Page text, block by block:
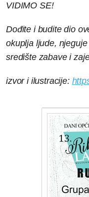
VIDIMO SE!
Dođite i budite dio
okuplja ljude,
središte zabave i
izvor i ilustracije: